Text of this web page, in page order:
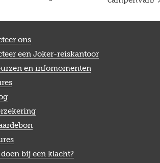
ons
een Joker-reiskantoor
en infomomenten
bij een klacht?